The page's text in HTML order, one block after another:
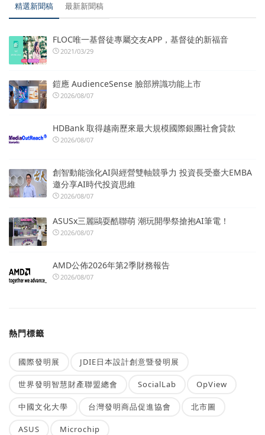
精選新聞稿 最新新聞稿
FLOC唯一基督徒專屬交友APP，基督徒的新福音
2021/03/29
鎧應 AudienceSense 臉部辨識功能上市
2026/08/07
HDBank 取得越南歷來最大規模國際銀團社會貸款
2026/08/07
創智動能強化AI與經營雙軸競爭力 投資長受臺大EMBA
邀分享AI時代投資思維
2026/08/07
ASUSx三麗鷗耍酷聯萌 潮玩開學祭搶抱AI筆電！
2026/08/07
AMD公佈2026年第2季財務報告
2026/08/07
熱門標籤
國際發明展 JDIE日本設計創意暨發明展
世界發明智慧財產聯盟總會 SocialLab OpView
中國文化大學 台灣發明商品促進協會 北市圖
ASUS Microchip